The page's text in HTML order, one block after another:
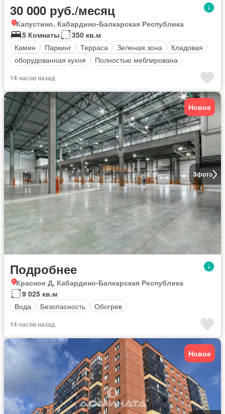
30 000 руб./месяц
Капустино, Кабардино-Балкарская Республика
5 Комнаты
350 кв.м
Камин
Паркинг Терраса Зеленая зона
Кладовая
оборудованная кухня
Полностью меблирована
14 часов назад
3фото
Новое
Подробнее
Красное Д, Кабардино-Балкарская Республика
9 025 кв.м
Вода
Безопасность Обогрев
14 часов назад
Новое